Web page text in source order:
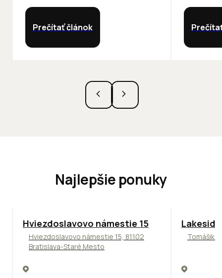
Prečítať článok
Najlepšie ponuky
ODPORÚČAME
Hviezdoslavovo námestie 15
Hviezdoslavovo námestie 15, 81102
Bratislava-Staré Mesto